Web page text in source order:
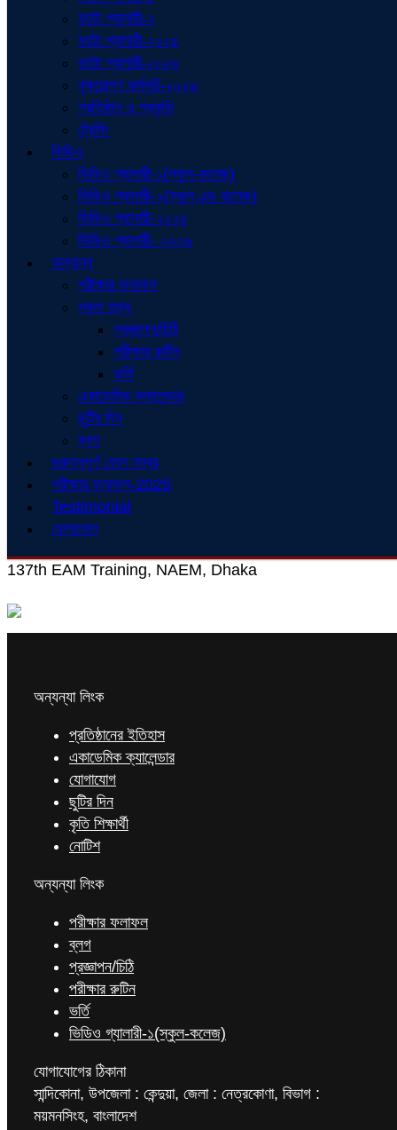
ফটো গ্যালারী-২
ফটো গ্যালারী-২০২৫
ফটো গ্যালারী-২০২৬
বৃক্ষরোপণ কর্মসূচি-২০২৬
প্রতিষ্ঠান ও প্রকৃতি
ট্রেনিং
ভিডিও
ভিডিও গ্যালারী-১(স্কুল-কলেজ)
ভিডিও গ্যালারী-২(স্কুল এন্ড কলেজ)
ভিডিও গ্যালারী-২০২৫
ভিডিও গ্যালারী- ২০২৬
অন্যান্য
পরীক্ষার ফলাফল
সকল তথ্য
প্রজ্ঞাপন/চিঠি
পরীক্ষার রুটিন
ভর্তি
একাডেমিক ক্যালেন্ডার
ছুটির দিন
ব্লগ
গুরুত্বপূর্ণ ফোন নম্বর
পরীক্ষার ফলাফল-2025
Testimonial
যোগাযোগ
137th EAM Training, NAEM, Dhaka
অন্যন্যা লিংক
প্রতিষ্ঠানের ইতিহাস
একাডেমিক ক্যালেন্ডার
যোগাযোগ
ছুটির দিন
কৃতি শিক্ষার্থী
নোটিশ
অন্যন্যা লিংক
পরীক্ষার ফলাফল
ব্লগ
প্রজ্ঞাপন/চিঠি
পরীক্ষার রুটিন
ভর্তি
ভিডিও গ্যালারী-১(স্কুল-কলেজ)
যোগাযোগের ঠিকানা
সান্দিকোনা, উপজেলা : কেন্দুয়া, জেলা : নেত্রকোণা, বিভাগ :
ময়মনসিংহ, বাংলাদেশ